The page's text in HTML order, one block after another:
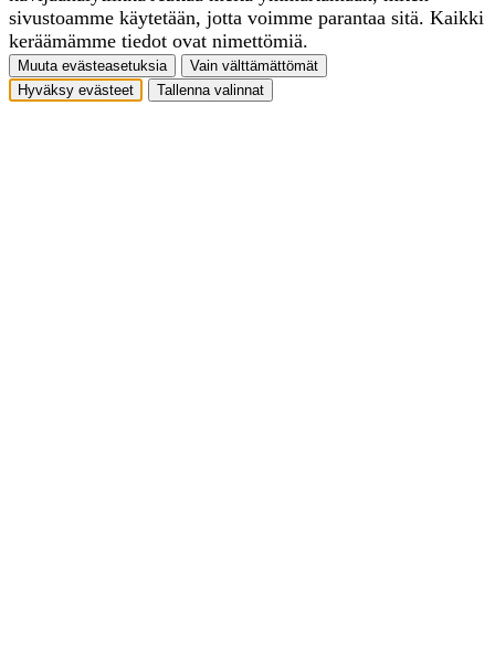
sivustoamme käytetään, jotta voimme parantaa sitä. Kaikki
keräämämme tiedot ovat nimettömiä.
Muuta evästeasetuksia
Vain välttämättömät
Hyväksy evästeet
Tallenna valinnat